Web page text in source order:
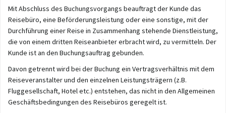
Mit Abschluss des Buchungsvorgangs beauftragt der Kunde das
Reisebüro, eine Beförderungsleistung oder eine sonstige, mit der
Durchführung einer Reise in Zusammenhang stehende Dienstleistung,
die von einem dritten Reiseanbieter erbracht wird, zu vermitteln. Der
Kunde ist an den Buchungsauftrag gebunden.
Davon getrennt wird bei der Buchung ein Vertragsverhältnis mit dem
Reiseveranstalter und den einzelnen Leistungsträgern (z.B.
Fluggesellschaft, Hotel etc.) entstehen, das nicht in den Allgemeinen
Geschäftsbedingungen des Reisebüros geregelt ist.